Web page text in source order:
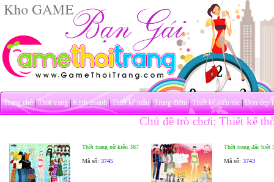
Trang chủ|Thời trang|Kinh doanh|Thiết kế mẫu|Trang điểm|Thiết kế kiểu tóc|Dọn dẹp
Chủ đề trò chơi: Thiết kế
Thời trang nữ kiểu 387
Mã số: 3745
Thời trang đặc biệt
Mã số: 3743